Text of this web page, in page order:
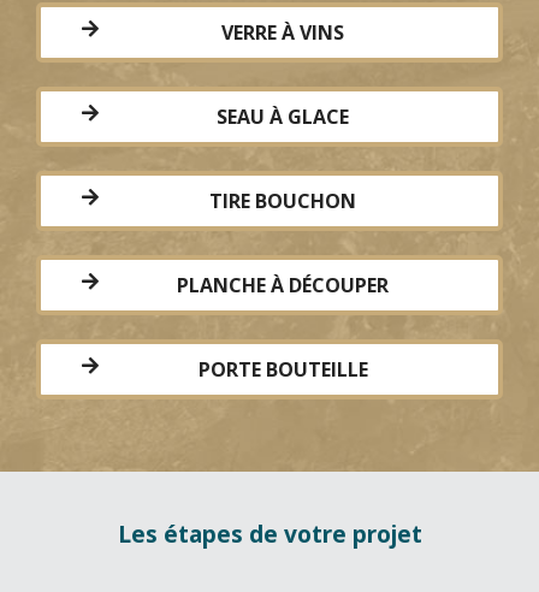
VERRE À VINS
SEAU À GLACE
TIRE BOUCHON
PLANCHE À DÉCOUPER
PORTE BOUTEILLE
Les étapes de votre projet